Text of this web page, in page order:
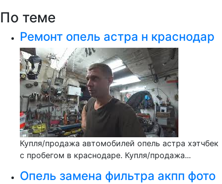
По теме
Ремонт опель астра н краснодар
Купля/продажа автомобилей опель астра хэтчбек
с пробегом в краснодаре. Купля/продажа...
Опель замена фильтра акпп фото